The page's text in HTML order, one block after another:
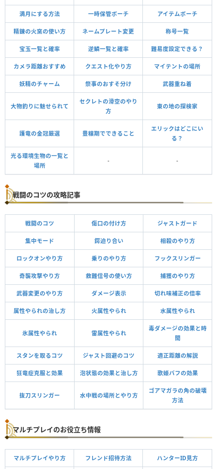
満月にする方法 一時保管ポーチ アイテムポーチ
精錬の火窯の使い方 ネームプレート変更 称号一覧
宝玉一覧と確率 逆鱗一覧と確率 難易度設定できる？
カメラ距離おすすめ クエスト化やり方 マイテントの場所
妖精のチャーム 祭事のおすそ分け 武器重ね着
大物釣りに魅せられて
セクレトの滑空のやり
方
東の地の探検家
護竜の金冠厳選 豊穣期でできること
エリックはどこにい
る？
光る環境生物の一覧と
場所
- -
戦闘のコツの攻略記事
戦闘のコツ 傷口の付け方 ジャストガード
集中モード 鍔迫り合い 相殺のやり方
ロックオンやり方 乗りのやり方 フックスリンガー
奇襲攻撃やり方 救難信号の使い方 捕獲のやり方
武器変更のやり方 ダメージ表示 切れ味補正の倍率
属性やられの治し方 火属性やられ 水属性やられ
氷属性やられ 雷属性やられ
毒ダメージの効果と時
間
スタンを取るコツ ジャスト回避のコツ 適正距離の解説
狂竜症克服と効果 泡状態の効果と治し方 歌姫バフの効果
抜刀スリンガー 水中戦の場所とやり方
ゴアマガラの角の破壊
方法
マルチプレイのお役立ち情報
マルチプレイやり方 フレンド招待方法 ハンターID見方